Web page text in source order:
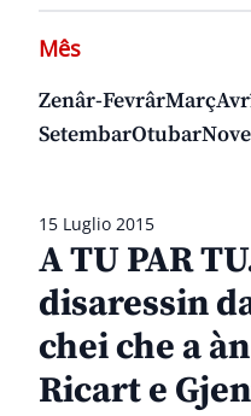
15 Luglio 2015
A TU PAR
disaressin
chei che a
Ricart e
Mês
Zenâr-FevrârMarç
SetembarOtubar